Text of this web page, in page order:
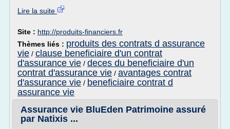
Lire la suite
Site : http://produits-financiers.fr
Thèmes liés : produits des contrats d assurance
vie / clause beneficiaire d'un contrat
d'assurance vie / deces du beneficiaire d'un
contrat d'assurance vie / avantages contrat
d'assurance vie / beneficiaire contrat d
assurance vie
Assurance vie BluEden Patrimoine assuré
par Natixis ...